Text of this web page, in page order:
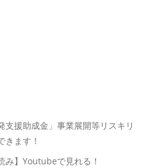
支援助成金」事業展開等リスキリ
きます！
み】Youtubeで見れる！